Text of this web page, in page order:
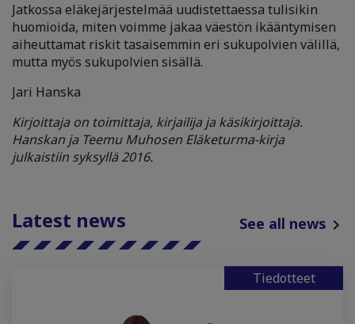
Jatkossa eläkejärjestelmää uudistettaessa tulisikin
huomioida, miten voimme jakaa väestön ikääntymisen
aiheuttamat riskit tasaisemmin eri sukupolvien välillä,
mutta myös sukupolvien sisällä.
Jari Hanska
Kirjoittaja on toimittaja, kirjailija ja käsikirjoittaja.
Hanskan ja Teemu Muhosen Eläketurma-kirja
julkaistiin syksyllä 2016.
Latest news See all news
Tiedotteet